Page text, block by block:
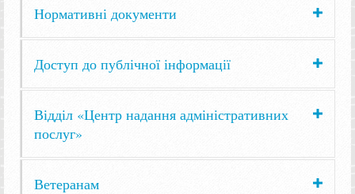
Нормативні документи
Доступ до публічної інформації
Відділ «Центр надання адміністративних
послуг»
Ветеранам